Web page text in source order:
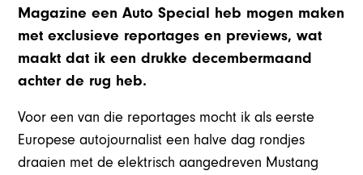
Magazine een Auto Special heb mogen maken
met exclusieve reportages en previews, wat
maakt dat ik een drukke decembermaand
achter de rug heb.
Voor een van die reportages mocht ik als eerste
Europese autojournalist een halve dag rondjes
draaien met de elektrisch aangedreven Mustang